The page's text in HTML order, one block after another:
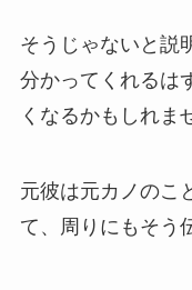
そうじゃないと説
分かってくれるは
くなるかもしれま
元彼は元カノのこ
て、周りにもそう